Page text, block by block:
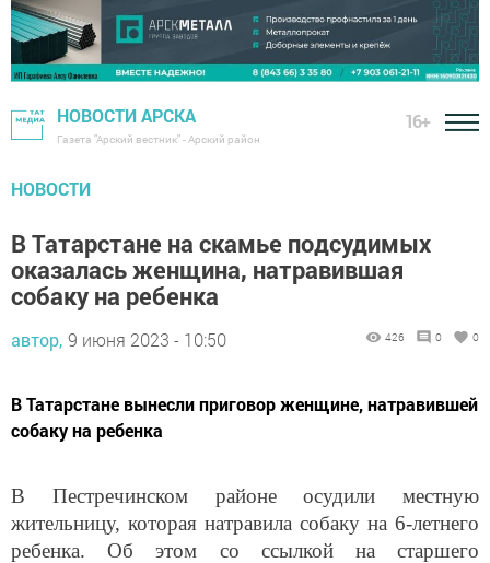
НОВОСТИ АРСКА
Газета "Арский вестник" - Арский район
16+
НОВОСТИ
В Татарстане на скамье подсудимых
оказалась женщина, натравившая
собаку на ребенка
автор, 9 июня 2023 - 10:50 426 0 0
В Татарстане вынесли приговор женщине, натравившей
собаку на ребенка
В Пестречинском районе осудили местную
жительницу, которая натравила собаку на 6-летнего
ребенка. Об этом со ссылкой на старшего